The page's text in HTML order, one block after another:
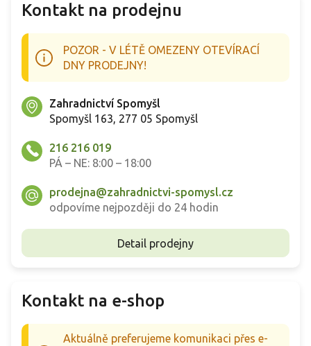
Kontakt na prodejnu
POZOR - V LÉTĚ OMEZENY OTEVÍRACÍ
DNY PRODEJNY!
Zahradnictví Spomyšl
Spomyšl 163, 277 05 Spomyšl
216 216 019
PÁ – NE: 8:00 – 18:00
prodejna@zahradnictvi-spomysl.cz
odpovíme nejpozději do 24 hodin
Detail prodejny
Kontakt na e-shop
Aktuálně preferujeme komunikaci přes e-